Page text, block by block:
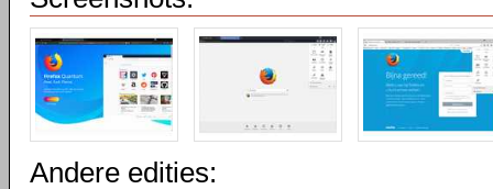
Andere edities: